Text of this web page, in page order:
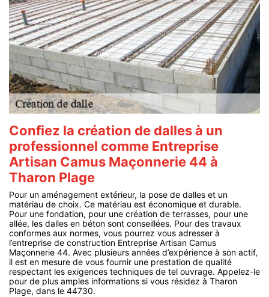
Confiez la création de dalles à un
professionnel comme Entreprise
Artisan Camus Maçonnerie 44 à
Tharon Plage
Pour un aménagement extérieur, la pose de dalles et un
matériau de choix. Ce matériau est économique et durable.
Pour une fondation, pour une création de terrasses, pour une
allée, les dalles en béton sont conseillées. Pour des travaux
conformes aux normes, vous pourrez vous adresser à
l’entreprise de construction Entreprise Artisan Camus
Maçonnerie 44. Avec plusieurs années d’expérience à son actif,
il est en mesure de vous fournir une prestation de qualité
respectant les exigences techniques de tel ouvrage. Appelez-le
pour de plus amples informations si vous résidez à Tharon
Plage, dans le 44730.